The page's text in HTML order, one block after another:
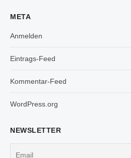
META
Anmelden
Eintrags-Feed
Kommentar-Feed
WordPress.org
NEWSLETTER